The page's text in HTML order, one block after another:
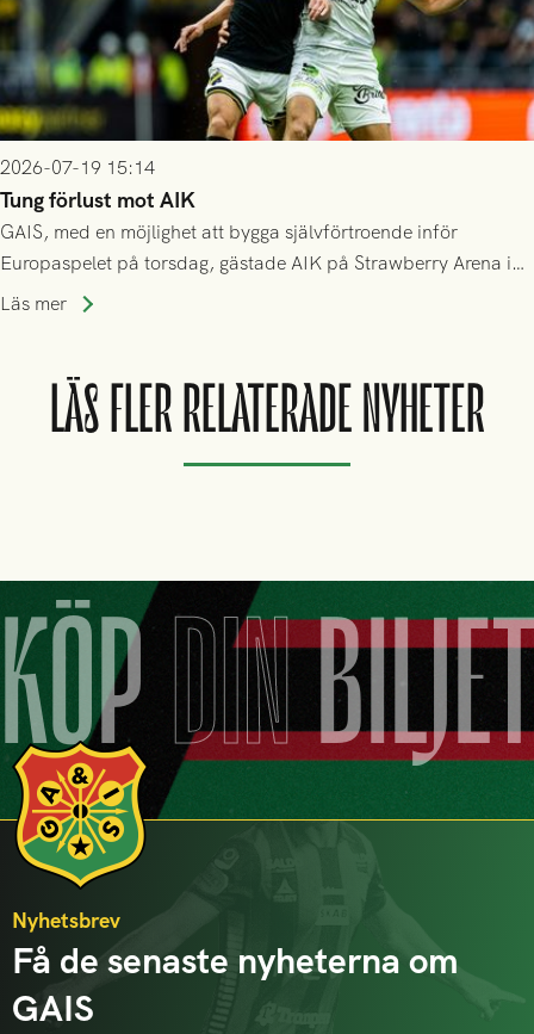
2026-07-19 15:14
Tung förlust mot AIK
GAIS, med en möjlighet att bygga självförtroende inför
Europaspelet på torsdag, gästade AIK på Strawberry Arena i
Stockholm . Men trots konstant hotande i första halvlek av
Läs mer
LÄS FLER RELATERADE NYHETER
KÖPDIN
Nyhetsbrev
Få de senaste nyheterna om
GAIS